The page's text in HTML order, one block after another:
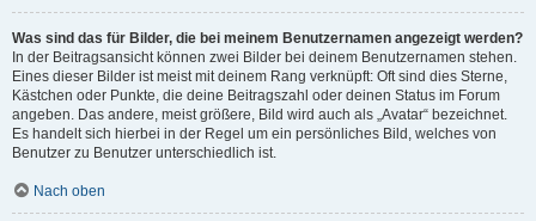
Was sind das für Bilder, die bei meinem Benutzernamen angezeigt werden?
In der Beitragsansicht können zwei Bilder bei deinem Benutzernamen stehen.
Eines dieser Bilder ist meist mit deinem Rang verknüpft: Oft sind dies Sterne,
Kästchen oder Punkte, die deine Beitragszahl oder deinen Status im Forum
angeben. Das andere, meist größere, Bild wird auch als „Avatar“ bezeichnet.
Es handelt sich hierbei in der Regel um ein persönliches Bild, welches von
Benutzer zu Benutzer unterschiedlich ist.
Nach oben